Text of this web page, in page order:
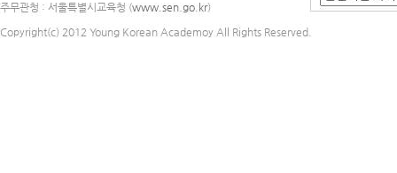
주무관청 : 서울특별시교육청 (www.sen.go.kr)
Copyright(c) 2012 Young Korean Academoy All Rights Reserved.